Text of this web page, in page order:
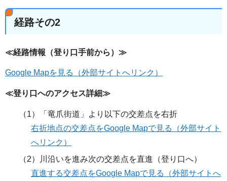
経路その2
≪経路情報（登り口手前から）≫
Google Mapを見る（外部サイトへリンク）
≪登り口へのアクセス詳細≫
（1）「竜爪街道」より以下の交差点を右折
右折地点の交差点をGoogle Mapで見る（外部サイト
へリンク）
（2）川沿いを進み次の交差点を直進（登り口へ）
直進する交差点をGoogle Mapで見る（外部サイトへ